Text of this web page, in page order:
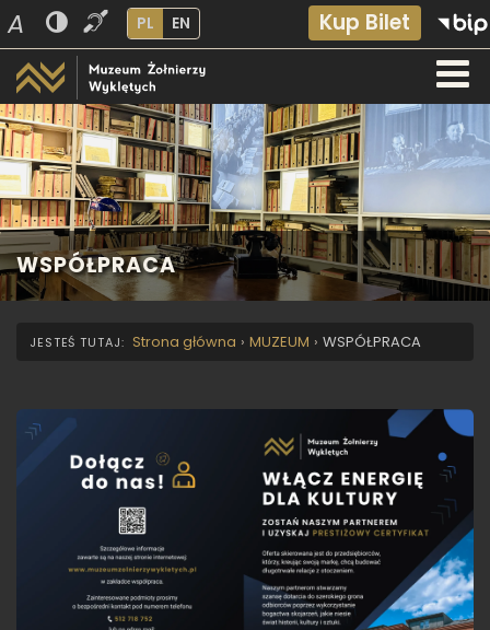
A PL EN Kup Bilet
WSPÓŁPRACA
Strona główna › MUZEUM › WSPÓŁPRACA